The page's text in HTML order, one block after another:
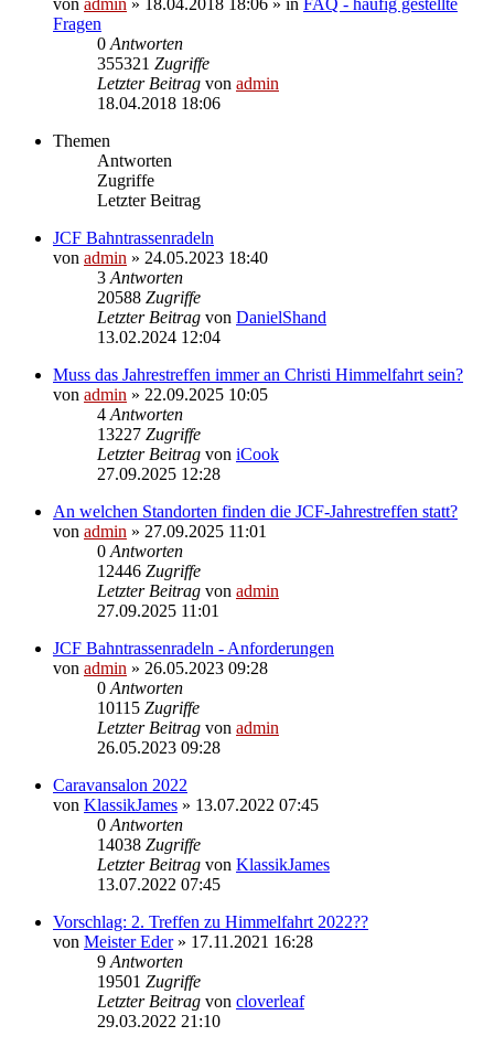
Fragen
0 Antworten
355321 Zugriffe
Letzter Beitrag von admin
18.04.2018 18:06
Themen
Antworten
Zugriffe
Letzter Beitrag
JCF Bahntrassenradeln
von admin » 24.05.2023 18:40
3 Antworten
20588 Zugriffe
Letzter Beitrag von DanielShand
13.02.2024 12:04
Muss das Jahrestreffen immer an Christi Himmelfahrt sein?
von admin » 22.09.2025 10:05
4 Antworten
13227 Zugriffe
Letzter Beitrag von iCook
27.09.2025 12:28
An welchen Standorten finden die JCF-Jahrestreffen statt?
von admin » 27.09.2025 11:01
0 Antworten
12446 Zugriffe
Letzter Beitrag von admin
27.09.2025 11:01
JCF Bahntrassenradeln - Anforderungen
von admin » 26.05.2023 09:28
0 Antworten
10115 Zugriffe
Letzter Beitrag von admin
26.05.2023 09:28
Caravansalon 2022
von KlassikJames » 13.07.2022 07:45
0 Antworten
14038 Zugriffe
Letzter Beitrag von KlassikJames
13.07.2022 07:45
Vorschlag: 2. Treffen zu Himmelfahrt 2022??
von Meister Eder» 17.11.2021 16:28
9 Antworten
19501 Zugriffe
Letzter Beitrag von cloverleaf
29.03.2022 21:10